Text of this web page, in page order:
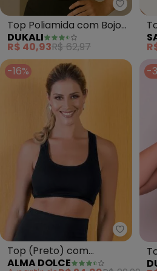
Dukali
Top Poliamida com Bojo
Removivel (Preto)
DUKALI
R$ 40,93R$ 62,97
-16%
Alma
Top (Preto) com
Abertura nas Costas
ALMA DOLCE
-